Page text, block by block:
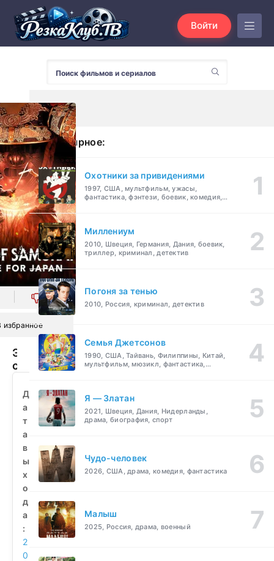
Войти
0
избранное
Эпоха
самураев.
за
Японию
(2021)
смотреть
бесплатно
Д
а
т
а
в
ы
х
о
д
а
:
2
0
Популярное:
Охотники за привидениями
1997, США, мультфильм, ужасы,
фантастика, фэнтези, боевик, комедия,
Миллениум
2010, Швеция, Германия, Дания, боевик,
триллер, криминал, детектив
Погоня за тенью
2010, Россия, криминал, детектив
Семья Джетсонов
1990, США, Тайвань, Филиппины, Китай,
мультфильм, мюзикл, фантастика,
Я — Златан
2021, Швеция, Дания, Нидерланды,
драма, биография, спорт
Чудо-человек
2026, США, драма, комедия, фантастика
Малыш
2025, Россия, драма, военный